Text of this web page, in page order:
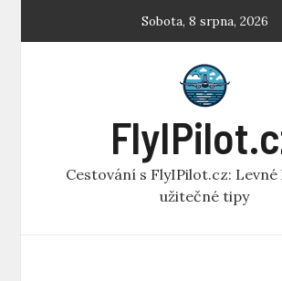
Sobota, 8 srpna, 2026
Cestování s FlyIPilot.cz: Levné
užitečné tipy